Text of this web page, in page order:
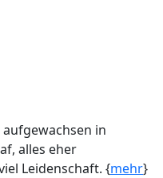
in
alles eher
Leidenschaft. {mehr}